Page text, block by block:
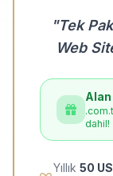
"Tek
Web
Alan
dahil!
Yıllık 50